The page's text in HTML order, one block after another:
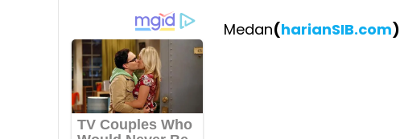
Medan(harianSIB.com)